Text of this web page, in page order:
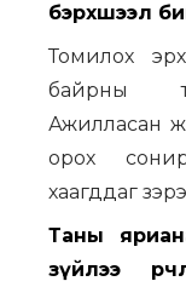
бэрхшээл
Томилох
байрны
Ажилласан
орох
хаагддаг
Таны
зүйлээ